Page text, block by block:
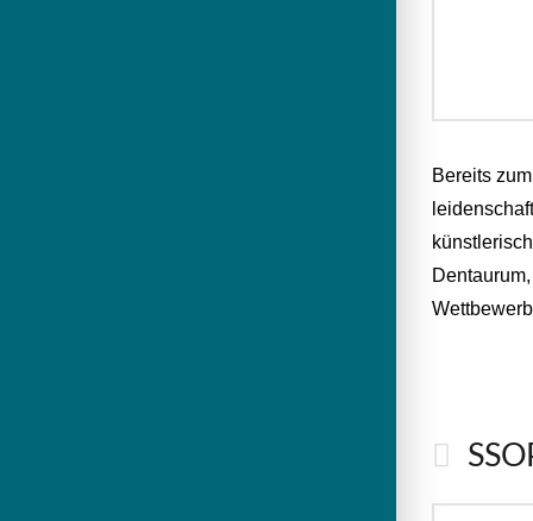
Bereits